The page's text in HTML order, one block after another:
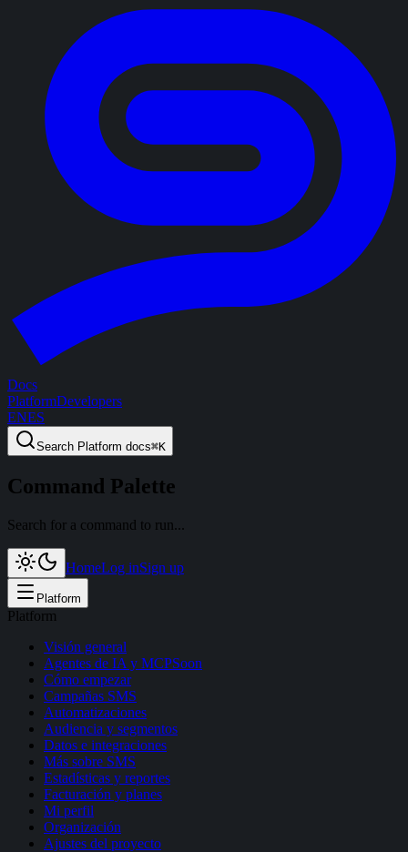
Docs
PlatformDevelopers
ENES
Search Platform docs⌘K
Command Palette
Search for a command to run...
HomeLog inSign up
Platform
Platform
Visión general
Agentes de IA y MCPSoon
Cómo empezar
Campañas SMS
Automatizaciones
Audiencia y segmentos
Datos e integraciones
Más sobre SMS
Estadísticas y reportes
Facturación y planes
Mi perfil
Organización
Ajustes del proyecto